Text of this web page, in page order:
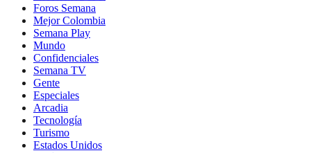
Foros Semana
Mejor Colombia
Semana Play
Mundo
Confidenciales
Semana TV
Gente
Especiales
Arcadia
Tecnología
Turismo
Estados Unidos